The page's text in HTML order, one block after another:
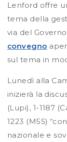
Lenford offre
tema della
via del
convegno
sul tema in
Lunedì alla
inizierà la
(Lupi), 1-1187
1223 (M5S)
nazionale e